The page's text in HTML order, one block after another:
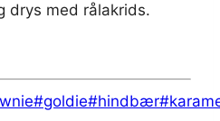
drys med rålakrids.
#goldie#hindbær#